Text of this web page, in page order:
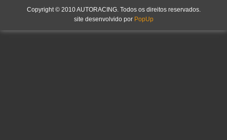
Copyright © 2010 AUTORACING. Todos os direitos reservados.
site desenvolvido por PopUp